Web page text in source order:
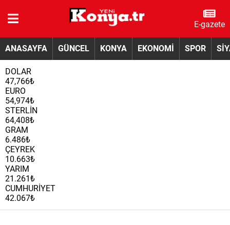
E-gazete
ANASAYFA GÜNCEL KONYA EKONOMİ SPOR
DOLAR
47,766₺
EURO
54,974₺
STERLİN
64,408₺
GRAM
6.486₺
ÇEYREK
10.663₺
YARIM
21.261₺
CUMHURİYET
42.067₺